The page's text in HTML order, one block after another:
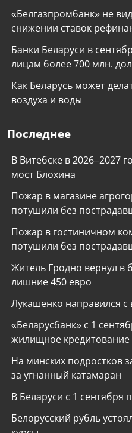
«Белгазпромбанк» не
снижении ставок
Банки Беларуси в
лицам более 700 млн.
Как Беларусь может
воздуха и воды
Последнее
В Витебске в 2026–2027
мост Блохина
Пожар в магазине
потушили без
Пожар в гостиничном
потушили без
Житель Гродно вернул в
лишние 450 евро
Лукашенко направился с
«Беларусбанк» с 1
жилищное кредитование
На минских подростков
за угнанный катамаран
В Беларуси с 1
Белорусский рубль